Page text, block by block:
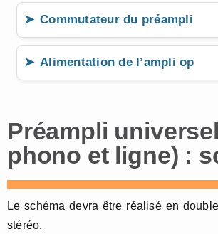
Commutateur du préampli
Alimentation de l’ampli op
Préampli
phono et ligne) :
Le schéma devra être réalisé en
stéréo.